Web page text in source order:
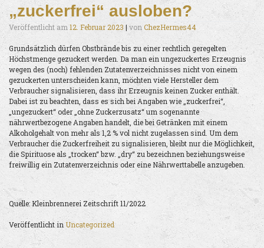
„zuckerfrei“ ausloben?
Veröffentlicht am 12. Februar 2023 | von ChezHermes44
Grundsätzlich dürfen Obstbrände bis zu einer rechtlich geregelten
Höchstmenge gezuckert werden. Da man ein ungezuckertes Erzeugnis
wegen des (noch) fehlenden Zutatenverzeichnisses nicht von einem
gezuckerten unterscheiden kann, möchten viele Hersteller dem
Verbraucher signalisieren, dass ihr Erzeugnis keinen Zucker enthält.
Dabei ist zu beachten, dass es sich bei Angaben wie „zuckerfrei“,
„ungezuckert“ oder „ohne Zuckerzusatz“ um sogenannte
nährwertbezogene Angaben handelt, die bei Getränken mit einem
Alkoholgehalt von mehr als 1,2 % vol nicht zugelassen sind. Um dem
Verbraucher die Zuckerfreiheit zu signalisieren, bleibt nur die Möglichkeit,
die Spirituose als „trocken“ bzw. „dry“ zu bezeichnen beziehungsweise
freiwillig ein Zutatenverzeichnis oder eine Nährwerttabelle anzugeben.
Quelle: Kleinbrennerei Zeitschrift 11/2022
Veröffentlicht in Uncategorized